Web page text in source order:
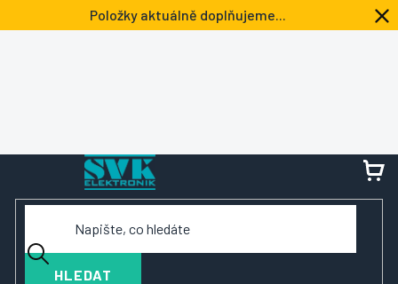
na
Položky aktuálně doplňujeme...
HLEDAT